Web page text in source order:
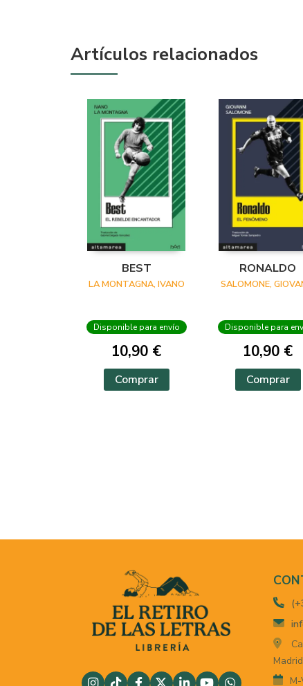
Artículos relacionados
BEST
LA MONTAGNA, IVANO
Disponible para envío
10,90 €
Comprar
RONALDO
SALOMONE,
Disponible para
10,90 €
Comprar